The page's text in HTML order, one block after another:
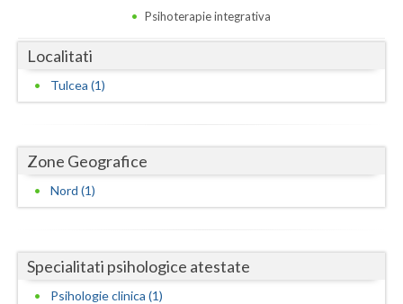
Dambovita
Giurgiu
Gorj
Hunedoara
Ialomita
Psihoterapie integrativa
Localitati
Tulcea (1)
Zone Geografice
Nord (1)
Specialitati psihologice atestate
Psihologie clinica (1)